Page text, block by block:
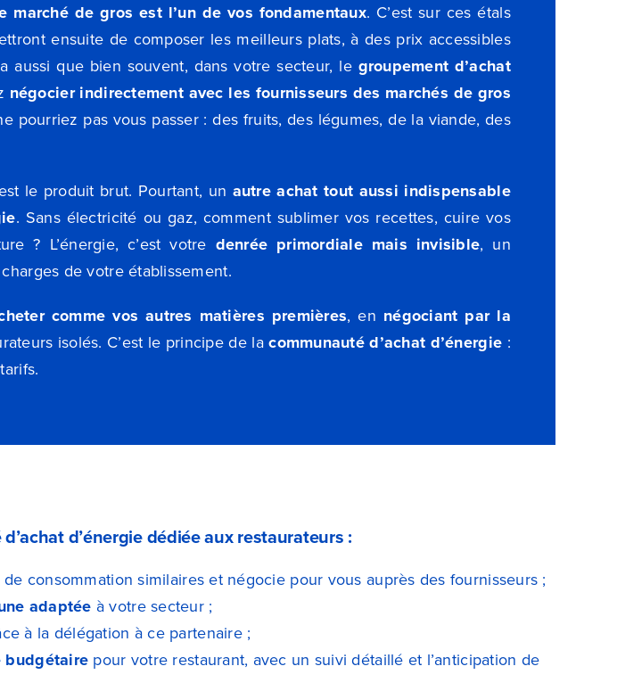
marché de gros est l’un de vos fondamentaux. C’est sur ces étals
ensuite de composer les meilleurs plats, à des prix accessibles
aussi que bien souvent, dans votre secteur, le groupement d’achat
négocier indirectement avec les fournisseurs des marchés de gros
pourriez pas vous passer : des fruits, des légumes, de la viande, des
le produit brut. Pourtant, un autre achat tout aussi indispensable
. Sans électricité ou gaz, comment sublimer vos recettes, cuire vos
? L’énergie, c’est votre denrée primordiale mais invisible, un
de votre établissement.
comme vos autres matières premières, en négociant par la
isolés. C’est le principe de lacommunauté d’achat d’énergie :
d’énergie dédiée aux restaurateurs :
consommation similaires et négocie pour vous auprès des fournisseurs ;
adaptée à votre secteur ;
à la délégation à ce partenaire ;
pour votre restaurant, avec un suivi détaillé et l’anticipation de